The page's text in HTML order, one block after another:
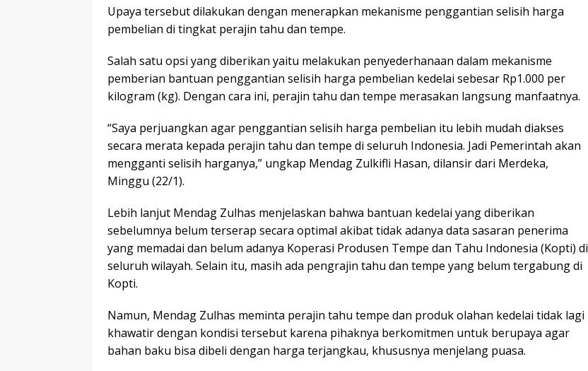
Upaya tersebut dilakukan dengan menerapkan mekanisme penggantian selisih harga
pembelian di tingkat perajin tahu dan tempe.
Salah satu opsi yang diberikan yaitu melakukan penyederhanaan dalam mekanisme
pemberian bantuan penggantian selisih harga pembelian kedelai sebesar Rp1.000 per
kilogram (kg). Dengan cara ini, perajin tahu dan tempe merasakan langsung manfaatnya.
“Saya perjuangkan agar penggantian selisih harga pembelian itu lebih mudah diakses
secara merata kepada perajin tahu dan tempe di seluruh Indonesia. Jadi Pemerintah akan
mengganti selisih harganya,” ungkap Mendag Zulkifli Hasan, dilansir dari Merdeka,
Minggu (22/1).
Lebih lanjut Mendag Zulhas menjelaskan bahwa bantuan kedelai yang diberikan
sebelumnya belum terserap secara optimal akibat tidak adanya data sasaran penerima
yang memadai dan belum adanya Koperasi Produsen Tempe dan Tahu Indonesia (Kopti) di
seluruh wilayah. Selain itu, masih ada pengrajin tahu dan tempe yang belum tergabung di
Kopti.
Namun, Mendag Zulhas meminta perajin tahu tempe dan produk olahan kedelai tidak lagi
khawatir dengan kondisi tersebut karena pihaknya berkomitmen untuk berupaya agar
bahan baku bisa dibeli dengan harga terjangkau, khususnya menjelang puasa.